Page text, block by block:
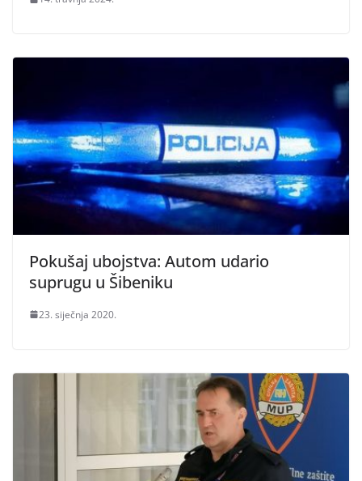
Pokušaj ubojstva: Autom udario
suprugu u Šibeniku
23. siječnja 2020.